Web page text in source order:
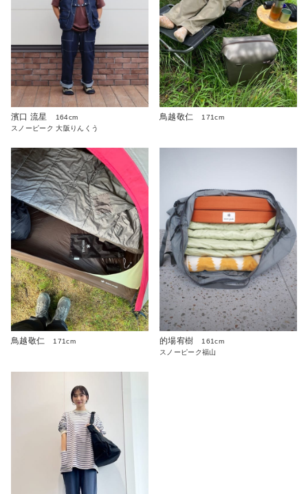
濱口 流星
164cm
スノーピーク 大阪りんくう
鳥越敬仁 171cm
鳥越敬仁 171cm 的場宥樹
161cm
スノーピーク福山